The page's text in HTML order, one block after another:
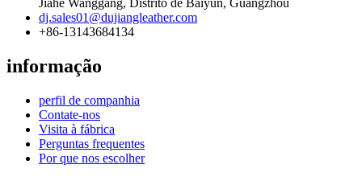
Jiahe Wanggang, Distrito de Baiyun, Guangzhou
dj.sales01@dujiangleather.com
+86-13143684134
informação
perfil de companhia
Contate-nos
Visita à fábrica
Perguntas frequentes
Por que nos escolher